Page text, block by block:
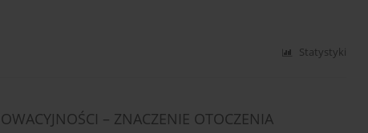
Statystyki
– ZNACZENIE OTOCZENIA